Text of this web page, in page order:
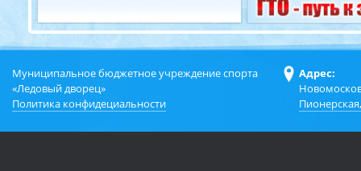
Муниципальное бюджетное учреждение спорта
«Ледовый дворец»
Политика конфидециальности
Адрес: